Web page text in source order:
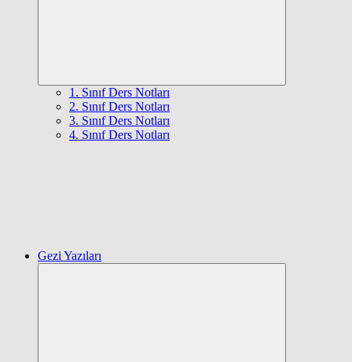
1. Sınıf Ders Notları
2. Sınıf Ders Notları
3. Sınıf Ders Notları
4. Sınıf Ders Notları
Gezi Yazıları